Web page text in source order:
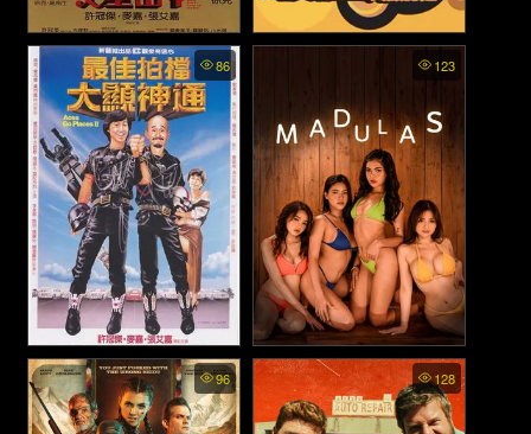
Aces Go Places 3: Our Man
from Bond Street (Mad
Mission 3) - โคตรเก่งมหาเฮง
ภาค 3 (1984)
Mad Mission Part 2: Aces Go
Places - โคตรเก่งมหาเฮง ภาค
86
Aces Go Places 1 (Mad
Mission) - โคตรเก่งมหาเฮง
ภาค 1 (1982)
123
Madulas (2025)
96 128